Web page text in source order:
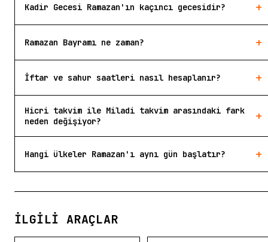
Kadir Gecesi Ramazan'ın kaçıncı gecesidir? +
Ramazan Bayramı ne zaman? +
İftar ve sahur saatleri nasıl hesaplanır? +
Hicri takvim ile Miladi takvim arasındaki fark
neden değişiyor?
+
Hangi ülkeler Ramazan'ı aynı gün başlatır? +
İLGILI ARAÇLAR